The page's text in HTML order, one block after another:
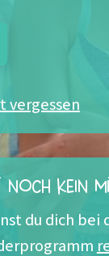
vergessen
noch kein
du dich bei